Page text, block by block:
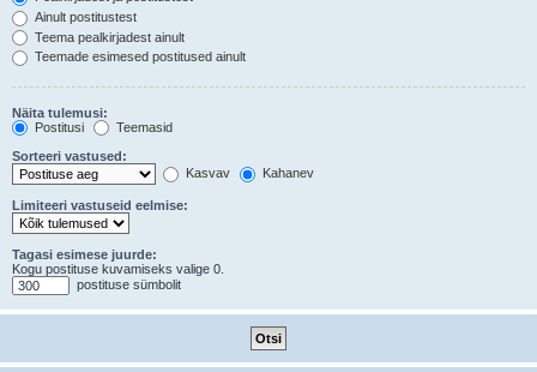
Ainult postitustest
Teema pealkirjadest ainult
Teemade esimesed postitused ainult
Näita tulemusi:
Postitusi
Teemasid
Sorteeri vastused:
Kasvav
Kahanev
Limiteeri vastuseid eelmise:
Tagasi esimese juurde:
Kogu postituse kuvamiseks valige 0.
postituse sümbolit